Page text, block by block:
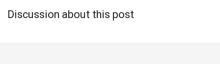
Discussion about this post